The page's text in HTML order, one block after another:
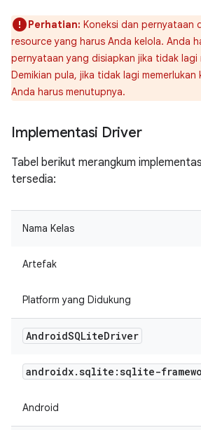
Perhatian: Koneksi dan pernyataan
resource yang harus Anda kelola. Anda
pernyataan yang disiapkan jika tidak lagi
Demikian pula, jika tidak lagi
Anda harus menutupnya.
Implementasi Driver
Tabel berikut merangkum
tersedia:
Nama Kelas
Artefak
Platform yang Didukung
AndroidSQLiteDriver
androidx.sqlite:sqlite-
Android